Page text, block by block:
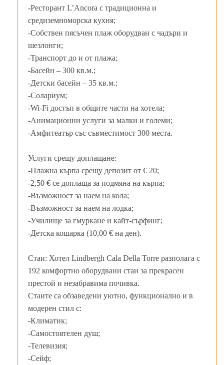
-Ресторант L’Ancora с традиционна и
средиземноморска кухня;
-Собствен пясъчен плаж оборудван с чадъри и
шезлонги;
-Транспорт до и от плажа;
-Басейн – 300 кв.м.;
-Детски басейн – 35 кв.м.;
-Солариум;
-Wi-Fi достъп в общите части на хотела;
-Анимационни услуги за малки и големи;
-Амфитеатър със съвместимост 300 места.
Услуги срещу доплащане:
-Плажна кърпа срещу депозит от € 20;
-2,50 € се доплаща за подмяна на кърпа;
-Възможност за наем на кола;
-Възможност за наем на лодка;
-Училище за гмуркане и кайт-сърфинг;
-Детска кошарка (10,00 € на ден).
Стаи: Хотел Lindbergh Cala Della Torre разполага с
192 комфортно оборудвани стаи за прекрасен
престой и незабравима почивка.
Стаите са обзаведени уютно, функционално и в
модерен стил с:
-Климатик;
-Самостоятелен душ;
-Телевизия;
-Сейф;